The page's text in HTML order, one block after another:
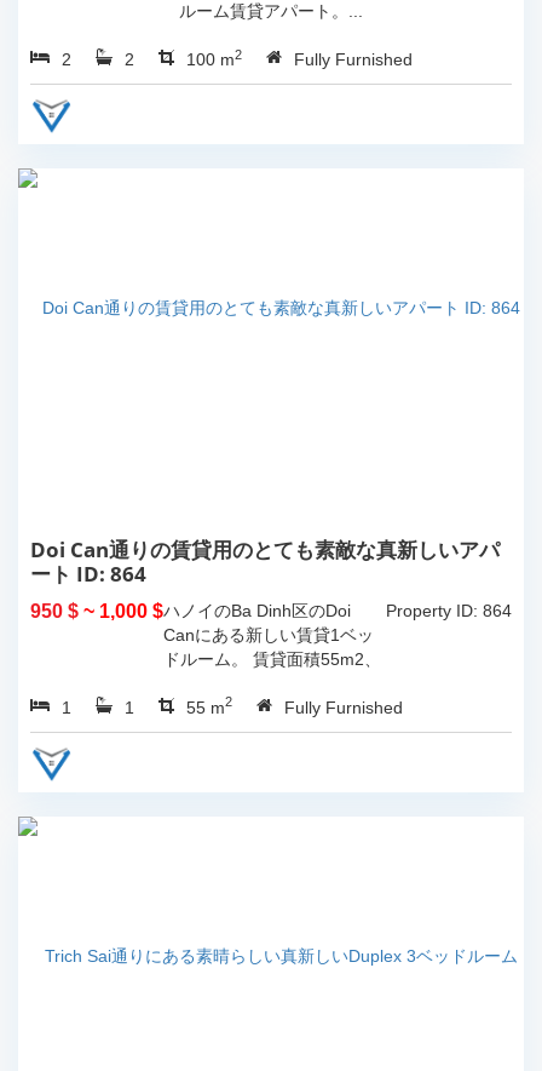
ルーム賃貸アパート。...
2 2 100 m2 Fully Furnished
Doi Can通りの賃貸用のとても素敵な真新しいアパ
ート ID: 864
950 $ ~ 1,000 $ Property ID: 864
ハノイのBa Dinh区のDoi
Canにある新しい賃貸1ベッ
ドルーム。 賃貸面積55m2、
されています。...
1 1 55 m2 Fully Furnished